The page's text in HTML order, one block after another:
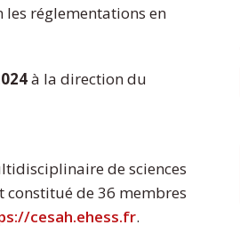
les réglementations en
à la direction du
de sciences
constitué de 36 membres
cesah.ehess.fr.